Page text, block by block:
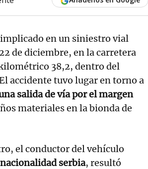
en un siniestro vial
de diciembre, en la carretera
38,2, dentro del
accidente tuvo lugar en torno a
salida de vía por el margen
materiales en la bionda de
el conductor del vehículo
serbia, resultó